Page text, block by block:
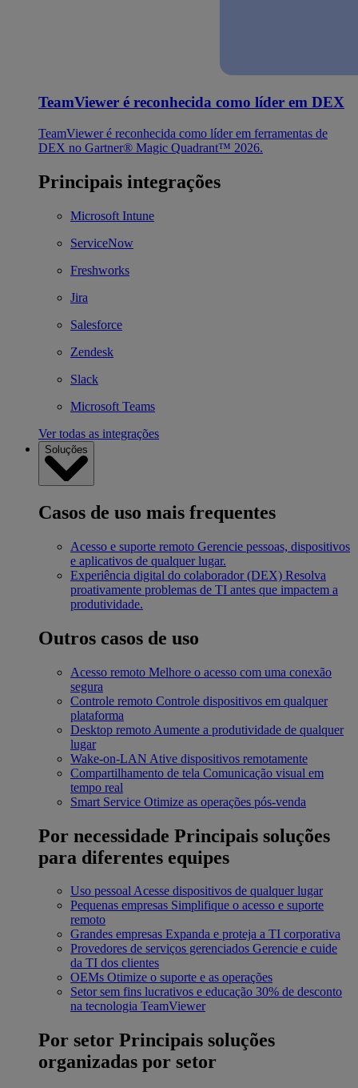
TeamViewer é reconhecida como líder em DEX
TeamViewer é reconhecida como líder em ferramentas de
DEX no Gartner® Magic Quadrant™ 2026.
Principais integrações
Microsoft Intune
ServiceNow
Freshworks
Jira
Salesforce
Zendesk
Slack
Microsoft Teams
Ver todas as integrações
Soluções
Casos de uso mais frequentes
Acesso e suporte remoto Gerencie pessoas, dispositivos
e aplicativos de qualquer lugar.
Experiência digital do colaborador (DEX) Resolva
proativamente problemas de TI antes que impactem a
produtividade.
Outros casos de uso
Acesso remoto Melhore o acesso com uma conexão
segura
Controle remoto Controle dispositivos em qualquer
plataforma
Desktop remoto Aumente a produtividade de qualquer
lugar
Wake-on-LAN Ative dispositivos remotamente
Compartilhamento de tela Comunicação visual em
tempo real
Smart Service Otimize as operações pós-venda
Por necessidade Principais soluções
para diferentes equipes
Uso pessoalAcesse dispositivos de qualquer lugar
Pequenas empresas Simplifique o acesso e suporte
remoto
Grandes empresas Expanda e proteja a TI corporativa
Provedores de serviços gerenciados Gerencie e cuide
da TI dos clientes
OEMs Otimize o suporte e as operações
Setor sem fins lucrativos e educação 30% de desconto
na tecnologia TeamViewer
Por setor Principais soluções
organizadas por setor